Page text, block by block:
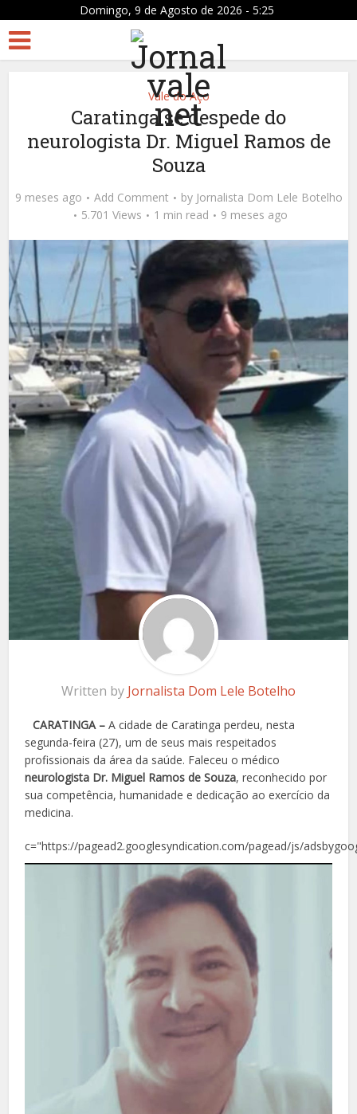
Domingo, 9 de Agosto de 2026 - 5:25
Vale do Aço
Caratinga se despede do
neurologista Dr. Miguel Ramos de
Souza
9 meses ago Add Comment by Jornalista Dom Lele Botelho
5.701 Views
1 min read 9 meses ago
Written by Jornalista Dom Lele Botelho
CARATINGA – A cidade de Caratinga perdeu, nesta
segunda-feira (27), um de seus mais respeitados
profissionais da área da saúde. Faleceu o médico
neurologista Dr. Miguel Ramos de Souza, reconhecido por
sua competência, humanidade e dedicação ao exercício da
medicina.
c="https://pagead2.googlesyndication.com/pagead/js/